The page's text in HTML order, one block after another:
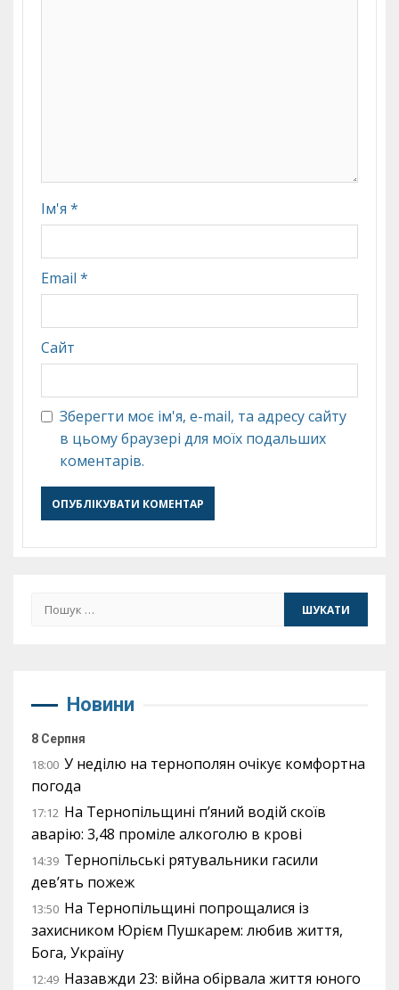
Ім'я *
Email *
Сайт
Зберегти моє ім'я, e-mail, та адресу сайту
в цьому браузері для моїх подальших
коментарів.
Пошук:
Новини
8 Серпня
18:00 У неділю на тернополян очікує комфортна
погода
17:12 На Тернопільщині п’яний водій скоїв
аварію: 3,48 проміле алкоголю в крові
14:39 Тернопільські рятувальники гасили
дев’ять пожеж
13:50 На Тернопільщині попрощалися із
захисником Юрієм Пушкарем: любив життя,
Бога, Україну
12:49 Назавжди 23: війна обірвала життя юного